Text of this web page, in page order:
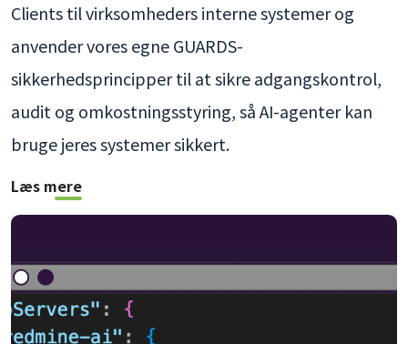
Clients til virksomheders interne systemer og
anvender vores egne GUARDS-
sikkerhedsprincipper til at sikre adgangskontrol,
audit og omkostningsstyring, så AI-agenter kan
bruge jeres systemer sikkert.
Læs mere